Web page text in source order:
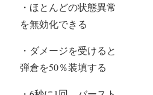
・ほとんどの状態異常
を無効化できる
・ダメージを受けると
弾倉を50％装填する